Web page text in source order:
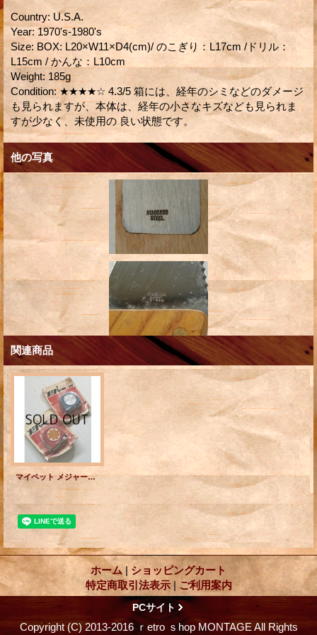
Country: U.S.A.
Year: 1970's-1980's
Size: BOX: L20×W11×D4(cm)/ のこぎり：L17cm /ドリル：
L15cm / かんな：L10cm
Weight: 185g
Condition: ★★★★☆ 4.3/5 箱には、経年のシミなどのダメージ
も見られますが、本体は、経年の小さなキズなども見られま
すが少なく、未使用の 良い状態です。
他の写真
関連商品
マイペット メジャー２M ➀レッド ➁ブルー 各1個
ホーム | ショッピングカート
特定商取引法表示 | ご利用案内
PCサイト
Copyright (C) 2013-2016 ｒetro ｓhop MONTAGE All Rights